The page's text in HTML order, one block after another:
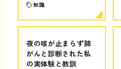
知識
夜の咳が止まらず肺
がんと診断された私
の実体験と教訓